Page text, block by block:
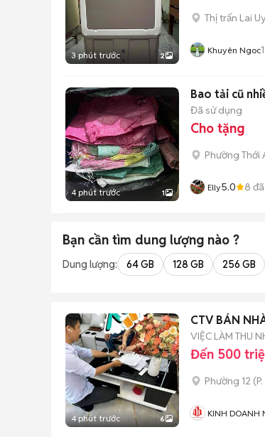
3 phút trước 2
Thị trấn Lai
Khuyên Ngoc
4 phút trước 1
Bao tải cũ
Đã sử dụng
Cho tặng
Phường Thới
Elly5.0 8
Bạn cần tìm dung lượng nào ?
Dung lượng: 64 GB 128 GB 256 GB
4 phút trước 6
CTV BÁN
VIỆC LÀM THU
Đến 500
Phường 12 (
KINH DOANH